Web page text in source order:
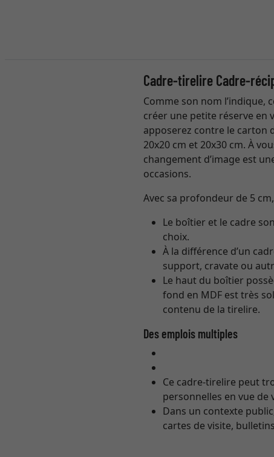
Cadre-tirelire Cadre-
Comme son nom l’indique,
créer une petite réserve en
apposerez contre le carton
20x20 cm et 20x30 cm. À
changement d’image est
occasions.
Avec sa profondeur de 5
Le boîtier et le cadre
choix.
À la différence d’un
support, cravate ou
Le haut du boîtier
fond en MDF est très
contenu de la tirelire.
Des emplois multiples
Ce cadre-tirelire peut
personnelles en vue de
Dans un contexte
cartes de visite,